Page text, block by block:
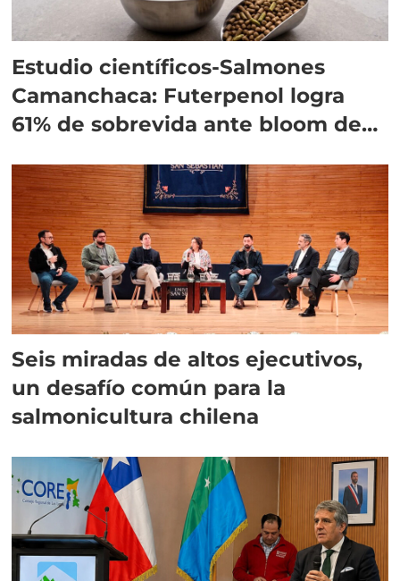
Estudio científicos-Salmones
Camanchaca: Futerpenol logra
61% de sobrevida ante bloom de
Seis miradas de altos ejecutivos,
un desafío común para la
salmonicultura chilena